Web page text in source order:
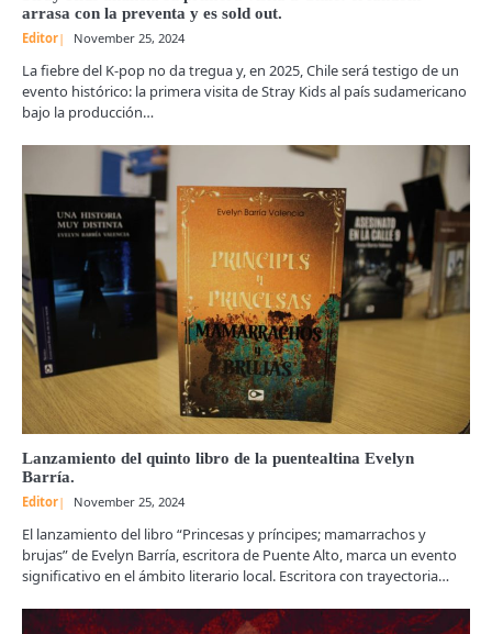
arrasa con la preventa y es sold out.
Editor November 25, 2024
La fiebre del K-pop no da tregua y, en 2025, Chile será testigo de un
evento histórico: la primera visita de Stray Kids al país sudamericano
bajo la producción…
Lanzamiento del quinto libro de la puentealtina Evelyn
Barría.
Editor November 25, 2024
El lanzamiento del libro “Princesas y príncipes; mamarrachos y
brujas” de Evelyn Barría, escritora de Puente Alto, marca un evento
significativo en el ámbito literario local. Escritora con trayectoria…